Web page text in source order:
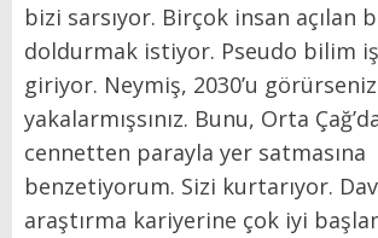
bizi sarsıyor. Birçok insan açılan
doldurmak istiyor. Pseudo bilim
giriyor. Neymiş, 2030’u
yakalarmışsınız. Bunu, Orta
cennetten parayla yer satmasına
benzetiyorum. Sizi kurtarıyor.
araştırma kariyerine çok iyi